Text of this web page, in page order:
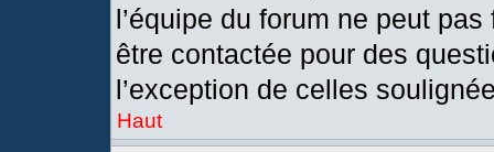
l’équipe du forum ne peut
être contactée pour des
l’exception de celles
Haut